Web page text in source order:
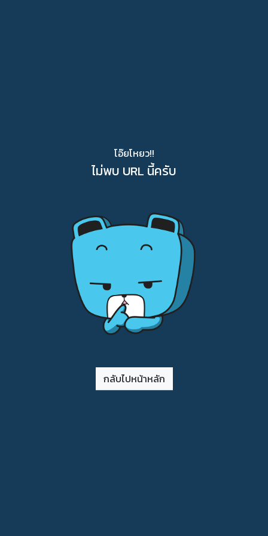
โอ๊ยโหยว!!
ไม่พบ URL นี้ครับ
กลับไปหน้าหลัก